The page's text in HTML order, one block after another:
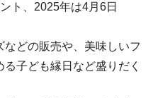
ト、2025年は4月6日
どの販売や、美味しいフ
子ども縁日など盛りだく